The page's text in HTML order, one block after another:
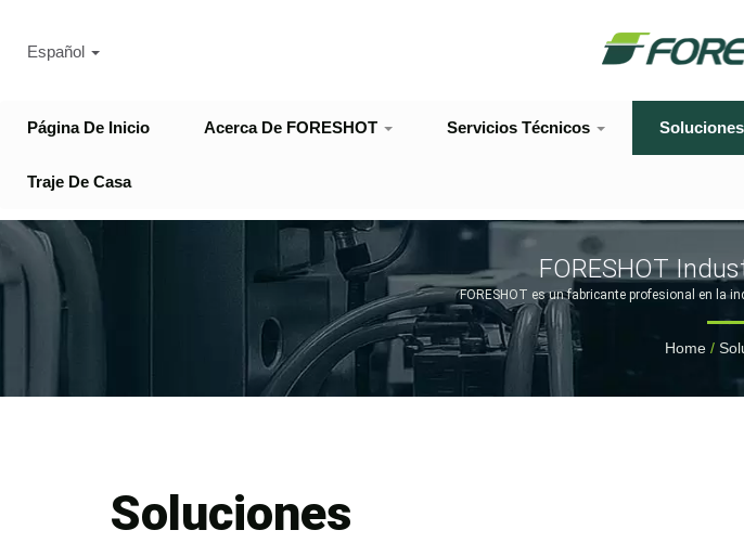
Página De Inicio Acerca De FORESHOT Servicios Técnicos Soluciones
Traje De Casa
Español
FORESHOT
FORESHOT es un fabricante profesional en la
Home /
Soluciones